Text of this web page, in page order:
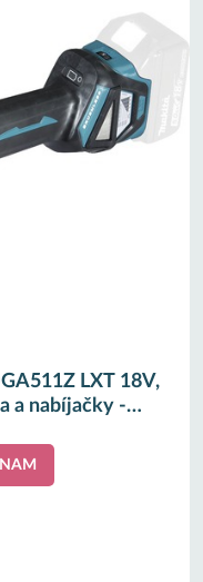
LXT 18V,
a nabíjačky -